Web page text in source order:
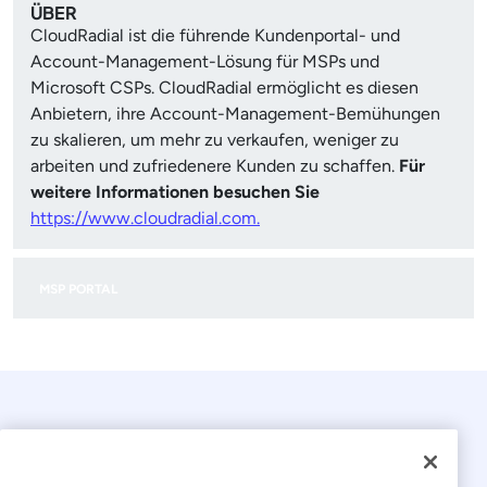
ÜBER
CloudRadial ist die führende Kundenportal- und
Account-Management-Lösung für MSPs und
Microsoft CSPs. CloudRadial ermöglicht es diesen
Anbietern, ihre Account-Management-Bemühungen
zu skalieren, um mehr zu verkaufen, weniger zu
arbeiten und zufriedenere Kunden zu schaffen. Für
weitere Informationen besuchen Sie
https://www.cloudradial.com.